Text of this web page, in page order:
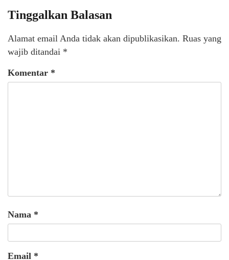
Tinggalkan Balasan
Alamat email Anda tidak akan dipublikasikan. Ruas yang
wajib ditandai *
Komentar *
Nama *
Email *